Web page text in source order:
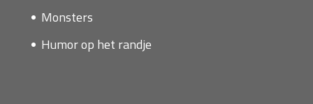
Monsters
Humor op het randje